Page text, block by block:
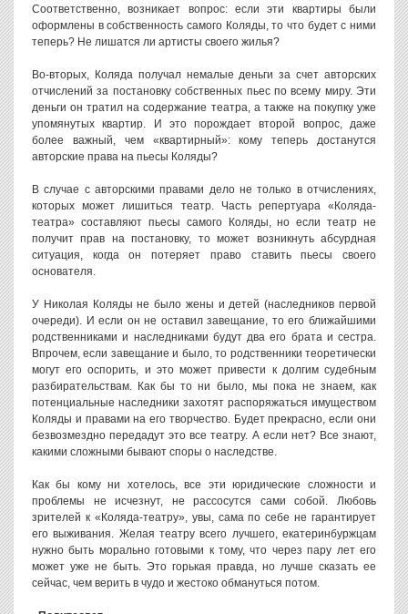
Соответственно, возникает вопрос: если эти квартиры были
оформлены в собственность самого Коляды, то что будет с ними
теперь? Не лишатся ли артисты своего жилья?
Во-вторых, Коляда получал немалые деньги за счет авторских
отчислений за постановку собственных пьес по всему миру. Эти
деньги он тратил на содержание театра, а также на покупку уже
упомянутых квартир. И это порождает второй вопрос, даже
более важный, чем «квартирный»: кому теперь достанутся
авторские права на пьесы Коляды?
В случае с авторскими правами дело не только в отчислениях,
которых может лишиться театр. Часть репертуара «Коляда-
театра» составляют пьесы самого Коляды, но если театр не
получит прав на постановку, то может возникнуть абсурдная
ситуация, когда он потеряет право ставить пьесы своего
основателя.
У Николая Коляды не было жены и детей (наследников первой
очереди). И если он не оставил завещание, то его ближайшими
родственниками и наследниками будут два его брата и сестра.
Впрочем, если завещание и было, то родственники теоретически
могут его оспорить, и это может привести к долгим судебным
разбирательствам. Как бы то ни было, мы пока не знаем, как
потенциальные наследники захотят распоряжаться имуществом
Коляды и правами на его творчество. Будет прекрасно, если они
безвозмездно передадут это все театру. А если нет? Все знают,
какими сложными бывают споры о наследстве.
Как бы кому ни хотелось, все эти юридические сложности и
проблемы не исчезнут, не рассосутся сами собой. Любовь
зрителей к «Коляда-театру», увы, сама по себе не гарантирует
его выживания. Желая театру всего лучшего, екатеринбуржцам
нужно быть морально готовыми к тому, что через пару лет его
может уже не быть. Это горькая правда, но лучше сказать ее
сейчас, чем верить в чудо и жестоко обмануться потом.